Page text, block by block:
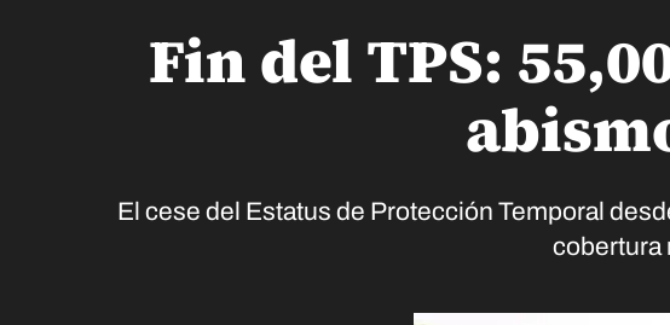
Fin del TPS:
El cese del Estatus de Protección Temporal
cobertura